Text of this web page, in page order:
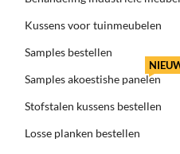
Kussens voor tuinmeubelen
Samples bestellen
Samples akoestishe panelen
Stofstalen kussens bestellen
Losse planken bestellen